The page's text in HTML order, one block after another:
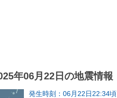
年06月22日の地震情報
発生時刻：06月22日22:34頃